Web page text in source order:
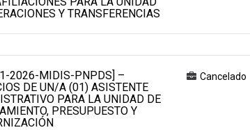
Y TRANSFERENCIAS
2026-MIDIS-PNPDS] –
DE UN/A (01) ASISTENTE
PARA LA UNIDAD DE
PRESUPUESTO Y
Cancelado